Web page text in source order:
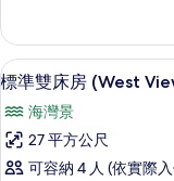
people)
的
所
有
相
雙
床
房
View
for
people)
顯
示
標
準
7
標準雙床房 (West
海灣景
27 平方公尺
可容納 4 人 (依實際